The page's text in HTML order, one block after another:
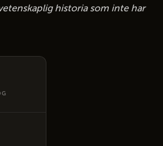
historia som inte har